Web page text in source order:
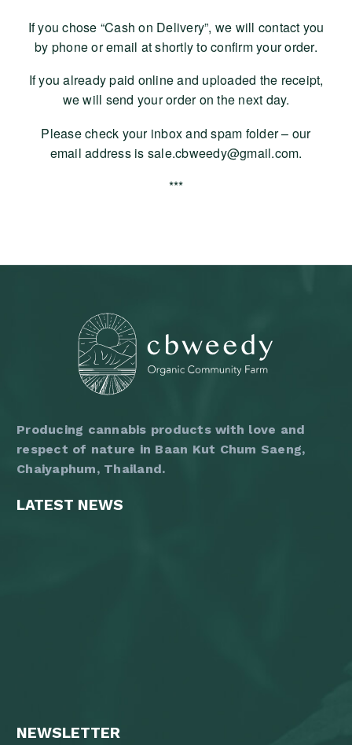
If you chose “Cash on Delivery”, we will contact you
by phone or email at shortly to confirm your order.
If you already paid online and uploaded the receipt,
we will send your order on the next day.
Please check your inbox and spam folder – our
email address is sale.cbweedy@gmail.com.
***
Producing cannabis products with love and
respect of nature in Baan Kut Chum Saeng,
Chaiyaphum, Thailand.
LATEST NEWS
NEWSLETTER